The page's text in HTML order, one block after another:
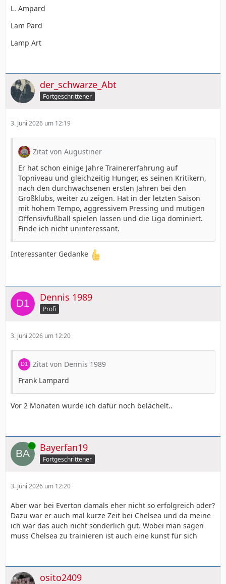
L. Ampard
Lam Pard
Lamp Art
der_schwarze_Abt
Fortgeschrittener
3. Juni 2026 um 12:19
Zitat von Augustiner
Er hat schon einige Jahre Trainererfahrung auf
Topniveau und gleichzeitig Hunger, es seinen Kritikern,
nach den durchwachsenen ersten Jahren bei den
Großklubs, weiter zu zeigen. Hat in der letzten Saison
mit hohem Tempo, aggressivem Pressing und mutigen
Offensivfußball spielen lassen und die Liga dominiert.
Finde ich nicht uninteressant.
Interessanter Gedanke
Dennis 1989
Profi
3. Juni 2026 um 12:20
Zitat von Dennis 1989
Frank Lampard
Vor 2 Monaten wurde ich dafür noch belächelt..
Online Bayerfan19
Fortgeschrittener
3. Juni 2026 um 12:20
Aber war bei Everton damals eher nicht so erfolgreich oder?
Dazu war er auch mal kurze Zeit bei Chelsea und da meine
ich war das auch nicht sonderlich gut. Wobei man sagen
muss Chelsea zu trainieren ist auch eine kunst für sich
osito2409